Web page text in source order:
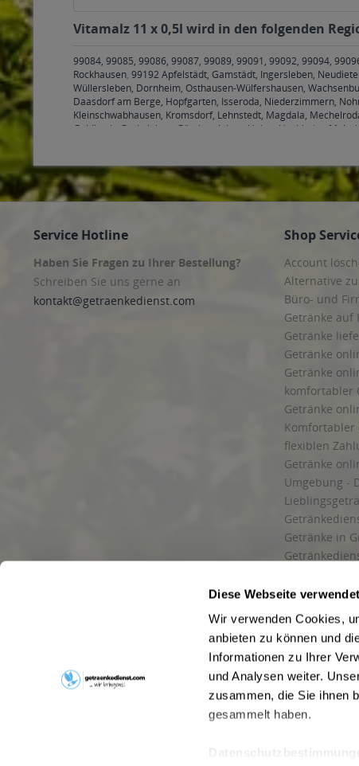
Diese Webseite
Wir verwenden Cookies,
anbieten zu können und
Informationen zu Ihrer
und Analysen weiter.
zusammen, die Sie ihnen
gesammelt haben.
Vitamalz 11 x 0,5l wird in den folgenden
99084, 99085, 99086, 99087, 99089, 99091, 99092, 99094,
Rockhausen, 99192 Apfelstädt, Gamstädt, Ingersleben,
Wüllersleben, Dornheim, Osthausen-Wülfershausen,
Daasdorf am Berge, Hopfgarten, Isseroda, Niederzimmern,
Kleinschwabhausen, Kromsdorf, Lehnstedt, Magdala,
Goldbach, Grabsleben, Günthersleben, Haina, Hochheim,
Service Hotline
Haben Sie Fragen zu Ihrer Bestellung?
Schreiben Sie uns gerne an
kontakt@getraenkedienst.com
Shop
Account
Alternative
Büro- und
Getränke auf
Getränke
Getränke
Getränke
komfortabler
Getränke
Komfortabler
flexiblen
Getränke
Umgebung -
Getränke in
und
Liefergebiet
Lieferservice
Wir liefern
Kontakt
Newsletter